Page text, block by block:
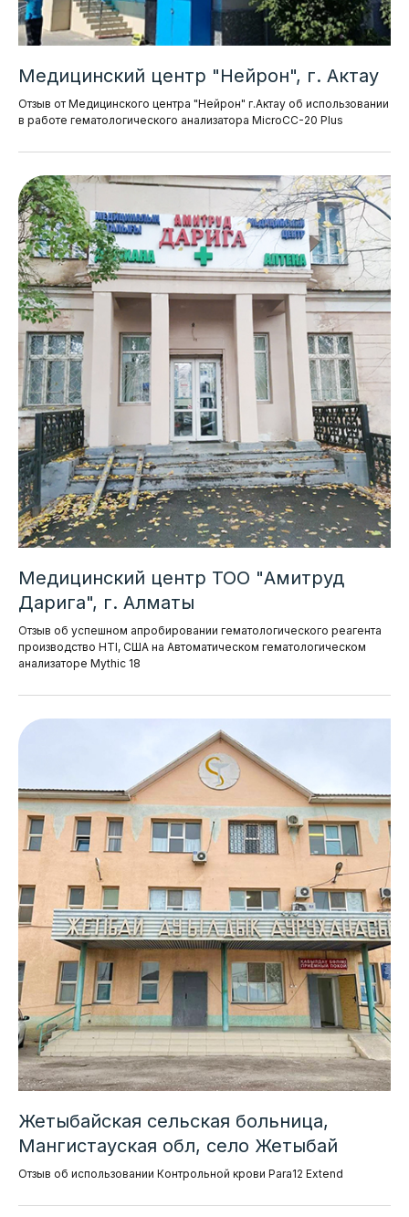
Медицинский центр "Нейрон", г. Актау
Отзыв от Медицинского центра "Нейрон" г.Актау об использовании
в работе гематологического анализатора MicroCC-20 Plus
Медицинский центр ТОО "Амитруд
Дарига", г. Алматы
Отзыв об успешном апробировании гематологического реагента
производство HTI, США на Автоматическом гематологическом
анализаторе Mythic 18
Жетыбайская сельская больница,
Мангистауская обл, село Жетыбай
Отзыв об использовании Контрольной крови Para12 Extend
Клиентская поддержка:
+7 (777) 352-79-70
info@intermedica.kz
Данный сайт не является СМИ. Представленная
информация не является публичной офертой.
Подробнее
↑